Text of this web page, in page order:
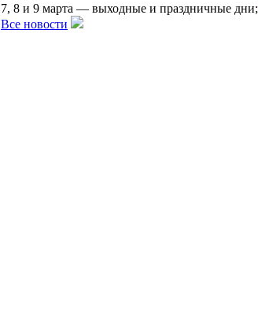
7, 8 и 9 марта — выходные и праздничные дни;
Все новости